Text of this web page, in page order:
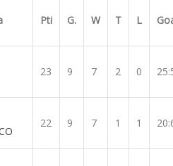
Pti G. W T L
23 9 7 2 0
22 9 7 1 1